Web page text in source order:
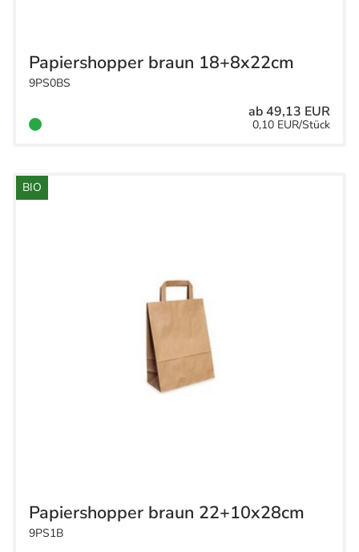
Papiershopper braun 18+8x22cm
9PS0BS
ab 49,13 EUR
0,10 EUR/Stück
BIO
Papiershopper braun 22+10x28cm
9PS1B